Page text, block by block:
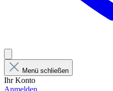
Menü schließen
Ihr Konto
Anmelden